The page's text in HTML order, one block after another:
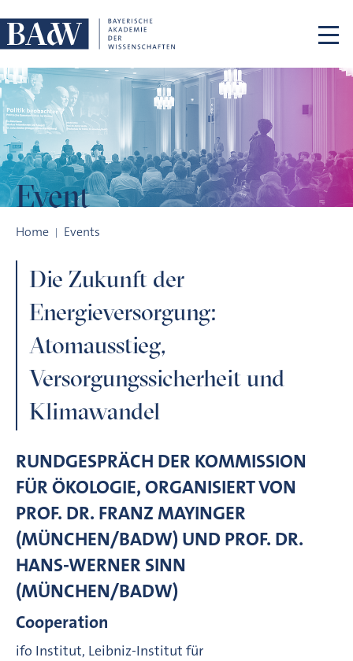
Event
Home Events
Die Zukunft der
Energieversorgung:
Atomausstieg,
Versorgungssicherheit und
Klimawandel
RUNDGESPRÄCH DER KOMMISSION
FÜR ÖKOLOGIE, ORGANISIERT VON
PROF. DR. FRANZ MAYINGER
(MÜNCHEN/BADW) UND PROF. DR.
HANS-WERNER SINN
(MÜNCHEN/BADW)
Cooperation
ifo Institut, Leibniz-Institut für